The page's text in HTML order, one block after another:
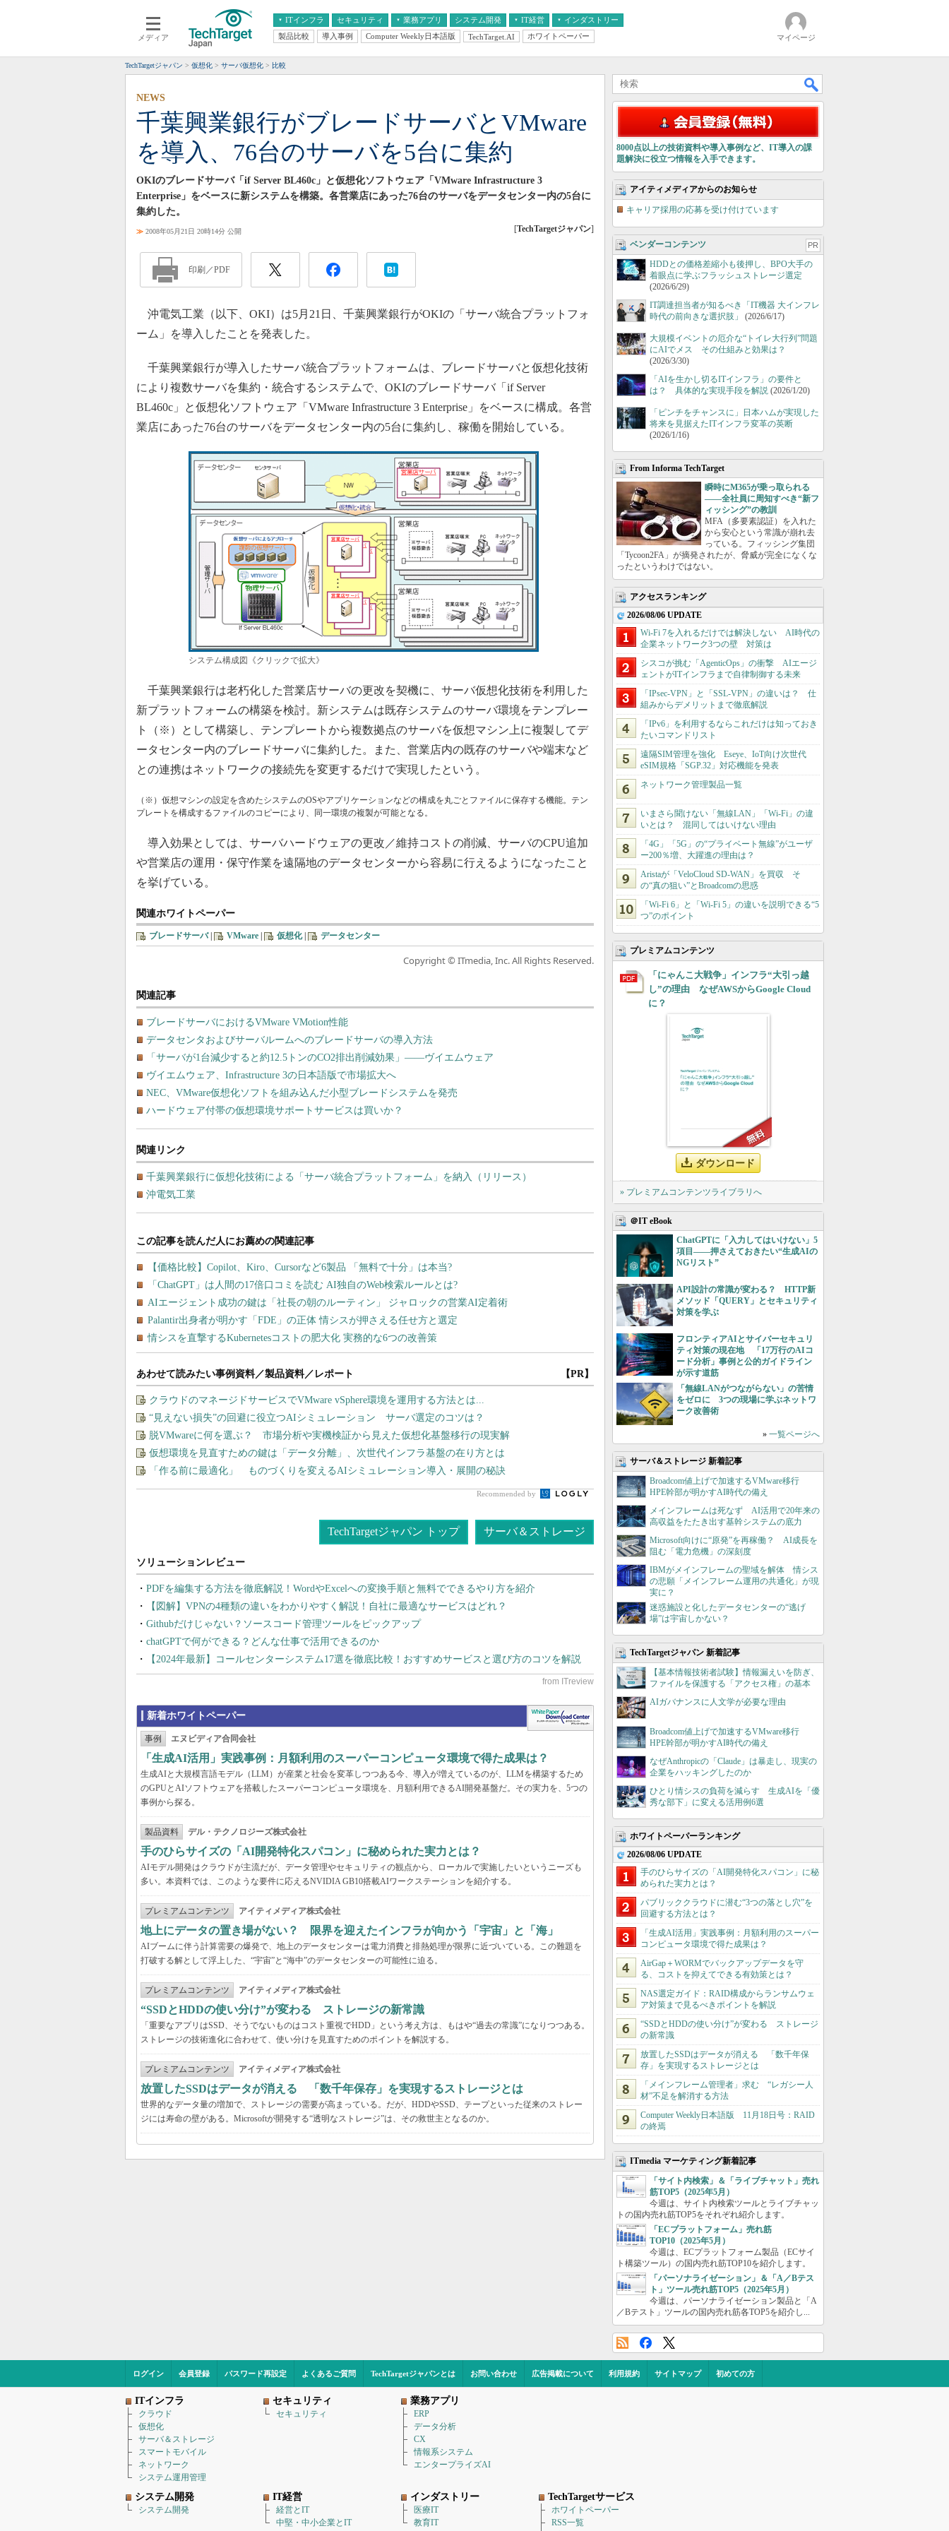
メディア
ITインフラ
クラウド
スマートモバイル
ネットワーク
システム運用管理
セキュリティ 業務アプリ
エンタープライズAI
ERP
情報系システム
システム開発 IT経営
経営とIT
インダストリー
医療IT
製品比較 導入事例 Computer Weekly日本語版 TechTarget.AI ホワイトペーパー マイページ
TechTargetジャパン 仮想化 サーバ仮想化 比較
千葉興業銀行がブレードサーバとVMware
を導入、76台のサーバを5台に集約
NEWS
OKIのブレードサーバ「if Server BL460c」と仮想化ソフトウェア「VMware Infrastructure 3
Enterprise」をベースに新システムを構築。各営業店にあった76台のサーバをデータセンター内の5台に
集約した。
≫ 2008年05月21日 20時14分 公開 [TechTargetジャパン]
印刷／PDF
沖電気工業（以下、OKI）は5月21日、千葉興業銀行がOKIの「サーバ統合プラットフォ
ーム」を導入したことを発表した。
千葉興業銀行が導入したサーバ統合プラットフォームは、ブレードサーバと仮想化技術
により複数サーバを集約・統合するシステムで、OKIのブレードサーバ「if Server
BL460c」と仮想化ソフトウェア「VMware Infrastructure 3 Enterprise」をベースに構成。各営
業店にあった76台のサーバをデータセンター内の5台に集約し、稼働を開始している。
システム構成図《クリックで拡大》
千葉興業銀行は老朽化した営業店サーバの更改を契機に、サーバ仮想化技術を利用した
新プラットフォームの構築を検討。新システムは既存システムのサーバ環境をテンプレー
ト（※）として構築し、テンプレートから複数拠点のサーバを仮想マシン上に複製してデ
ータセンター内のブレードサーバに集約した。また、営業店内の既存のサーバや端末など
との連携はネットワークの接続先を変更するだけで実現したという。
（※）仮想マシンの設定を含めたシステムのOSやアプリケーションなどの構成を丸ごとファイルに保存する機能。テン
プレートを構成するファイルのコピーにより、同一環境の複製が可能となる。
導入効果としては、サーバハードウェアの更改／維持コストの削減、サーバのCPU追加
や営業店の運用・保守作業を遠隔地のデータセンターから容易に行えるようになったこと
を挙げている。
関連ホワイトペーパー
ブレードサーバ| VMware 仮想化| データセンター
Copyright © ITmedia, Inc. All Rights Reserved.
関連記事
ブレードサーバにおけるVMware VMotion性能
データセンタおよびサーバルームへのブレードサーバの導入方法
「サーバが1台減少すると約12.5トンのCO2排出削減効果」――ヴイエムウェア
ヴイエムウェア、Infrastructure 3の日本語版で市場拡大へ
NEC、VMware仮想化ソフトを組み込んだ小型ブレードシステムを発売
ハードウェア付帯の仮想環境サポートサービスは買いか？
関連リンク
千葉興業銀行に仮想化技術による「サーバ統合プラットフォーム」を納入（リリース）
沖電気工業
あわせて読みたい事例資料／製品資料／レポート 【PR】
クラウドのマネージドサービスでVMware vSphere環境を運用する方法とは...
“見えない損失”の回避に役立つAIシミュレーション サーバ選定のコツは？
脱VMwareに何を選ぶ？ 市場分析や実機検証から見えた仮想化基盤移行の現実解
仮想環境を見直すための鍵は「データ分離」、次世代インフラ基盤の在り方とは
「作る前に最適化」 ものづくりを変えるAIシミュレーション導入・展開の秘訣
Recommended by
TechTargetジャパン トップ サーバ＆ストレージ
PDFを編集する方法を徹底解説！WordやExcelへの変換手順と無料でできるやり方を紹介
【図解】VPNの4種類の違いをわかりやすく解説！自社に最適なサービスはどれ？
Githubだけじゃない？ソースコード管理ツールをピックアップ
chatGPTで何ができる？どんな仕事で活用できるのか
【2024年最新】コールセンターシステム17選を徹底比較！おすすめサービスと選び方のコツを解説
新着ホワイトペーパー
事例 エヌビディア合同会社
「生成AI活用」実践事例：月額利用のスーパーコンピュータ環境で得た成果は？
生成AIと大規模言語モデル（LLM）が産業と社会を変革しつつある今、導入が増えているのが、LLMを構築するため
のGPUとAIソフトウェアを搭載したスーパーコンピュータ環境を、月額利用できるAI開発基盤だ。その実力を、5つの
事例から探る。
製品資料 デル・テクノロジーズ株式会社
手のひらサイズの「AI開発特化スパコン」に秘められた実力とは？
AIモデル開発はクラウドが主流だが、データ管理やセキュリティの観点から、ローカルで実施したいというニーズも
多い。本資料では、このような要件に応えるNVIDIA GB10搭載AIワークステーションを紹介する。
プレミアムコンテンツ アイティメディア株式会社
地上にデータの置き場がない？ 限界を迎えたインフラが向かう「宇宙」と「海」
AIブームに伴う計算需要の爆発で、地上のデータセンターは電力消費と排熱処理が限界に近づいている。この難題を
打破する解として浮上した、“宇宙”と“海中”のデータセンターの可能性に迫る。
プレミアムコンテンツ アイティメディア株式会社
“SSDとHDDの使い分け”が変わる ストレージの新常識
「重要なアプリはSSD、そうでないものはコスト重視でHDD」という考え方は、もはや“過去の常識”になりつつある。
ストレージの技術進化に合わせて、使い分けを見直すためのポイントを解説する。
プレミアムコンテンツ アイティメディア株式会社
放置したSSDはデータが消える 「数千年保存」を実現するストレージとは
世界的なデータ量の増加で、ストレージの需要が高まっている。だが、HDDやSSD、テープといった従来のストレー
ジには寿命の壁がある。Microsoftが開発する“透明なストレージ”は、その救世主となるのか。
8000点以上の技術資料や導入事例など、IT導入の課
題解決に役立つ情報を入手できます。
アイティメディアからのお知らせ
キャリア採用の応募を受け付けています
ベンダーコンテンツ PR
HDDとの価格差縮小も後押し、BPO大手の
着眼点に学ぶフラッシュストレージ選定
(2026/6/29)
IT調達担当者が知るべき「IT機器 大インフレ
時代の前向きな選択肢」
(2026/6/17)
大規模イベントの厄介な“トイレ大行列”問題
にAIでメス その仕組みと効果は？
(2026/3/30)
「AIを生かし切るITインフラ」の要件と
は？ 具体的な実現手段を解説 (2026/1/20)
「ピンチをチャンスに」日本ハムが実現した
将来を見据えたITインフラ変革の英断
(2026/1/16)
From Informa TechTarget
瞬時にM365が乗っ取られる
――全社員に周知すべき“新フ
ィッシング”の教訓
MFA（多要素認証）を入れた
から安心という常識が崩れ去
っている。フィッシング集団
「Tycoon2FA」が摘発されたが、脅威が完全になくな
ったというわけではない。
アクセスランキング
2026/08/06 UPDATE
Wi-Fi 7を入れるだけでは解決しない AI時代の
企業ネットワーク3つの壁 対策は
シスコが挑む「AgenticOps」の衝撃 AIエージ
ェントがITインフラまで自律制御する未来
「IPsec-VPN」と「SSL-VPN」の違いは？ 仕
組みからデメリットまで徹底解説
「IPv6」を利用するならこれだけは知っておき
たいコマンドリスト
遠隔SIM管理を強化 Eseye、IoT向け次世代
eSIM規格「SGP.32」対応機能を発表
ネットワーク管理製品一覧
いまさら聞けない「無線LAN」「Wi-Fi」の違
いとは？ 混同してはいけない理由
「4G」「5G」の“プライベート無線”がユーザ
ー200％増、大躍進の理由は？
Aristaが「VeloCloud SD-WAN」を買収 そ
の“真の狙い”とBroadcomの思惑
「Wi-Fi 6」と「Wi-Fi 5」の違いを説明できる“5
つ”のポイント
プレミアムコンテンツ
「にゃんこ大戦争」インフラ“大引っ越
し”の理由 なぜAWSからGoogle Cloud
に？
ダウンロード
» プレミアムコンテンツライブラリへ
＠IT eBook
ChatGPTに「入力してはいけない」5
項目――押さえておきたい“生成AIの
NGリスト”
API設計の常識が変わる？ HTTP新
メソッド「QUERY」とセキュリティ
対策を学ぶ
フロンティアAIとサイバーセキュリ
ティ対策の現在地 「17万行のAIコ
ード分析」事例と公的ガイドライン
が示す道筋
「無線LANがつながらない」の苦情
をゼロに 3つの現場に学ぶネットワ
ーク改善術
» 一覧ページへ
サーバ＆ストレージ 新着記事
Broadcom値上げで加速するVMware移行
HPE幹部が明かすAI時代の備え
メインフレームは死なず AI活用で20年来の
高収益をたたき出す基幹システムの底力
Microsoft向けに“原発”を再稼働？ AI成長を
阻む「電力危機」の深刻度
IBMがメインフレームの聖域を解体 情シス
の悲願「メインフレーム運用の共通化」が現
実に？
迷惑施設と化したデータセンターの“逃げ
場”は宇宙しかない？
TechTargetジャパン 新着記事
【基本情報技術者試験】情報漏えいを防ぎ、
ファイルを保護する「アクセス権」の基本
AIガバナンスに人文学が必要な理由
Broadcom値上げで加速するVMware移行
HPE幹部が明かすAI時代の備え
なぜAnthropicの「Claude」は暴走し、現実の
企業をハッキングしたのか
ひとり情シスの負荷を減らす 生成AIを「優
秀な部下」に変える活用例6選
ホワイトペーパーランキング
2026/08/06 UPDATE
手のひらサイズの「AI開発特化スパコン」に秘
められた実力とは？
パブリッククラウドに潜む“3つの落とし穴”を
回避する方法とは？
「生成AI活用」実践事例：月額利用のスーパー
コンピュータ環境で得た成果は？
AirGap＋WORMでバックアップデータを守
る、コストを抑えてできる有効策とは？
NAS選定ガイド：RAID構成からランサムウェ
ア対策まで見るべきポイントを解説
“SSDとHDDの使い分け”が変わる ストレージ
の新常識
放置したSSDはデータが消える 「数千年保
存」を実現するストレージとは
「メインフレーム管理者」求む “レガシー人
材”不足を解消する方法
Computer Weekly日本語版 11月18日号：RAID
の終焉
ITmedia マーケティング新着記事
「サイト内検索」＆「ライブチャット」売れ
筋TOP5（2025年5月）
今週は、サイト内検索ツールとライブチャッ
トの国内売れ筋TOP5をそれぞれ紹介します。
「ECプラットフォーム」売れ筋
TOP10（2025年5月）
今週は、ECプラットフォーム製品（ECサイ
ト構築ツール）の国内売れ筋TOP10を紹介します。
「パーソナライゼーション」＆「A／Bテス
ト」ツール売れ筋TOP5（2025年5月）
今週は、パーソナライゼーション製品と「A
／Bテスト」ツールの国内売れ筋各TOP5を紹介し...
ログイン 会員登録 パスワード再設定 よくあるご質問 TechTargetジャパンとは お問い合わせ 広告掲載について 利用規約 サイトマップ 初めての方
ITインフラ
クラウド
仮想化
サーバ＆ストレージ
スマートモバイル
ネットワーク
システム運用管理
セキュリティ
セキュリティ
業務アプリ
ERP
データ分析
CX
情報系システム
エンタープライズAI
システム開発
システム開発
IT経営
経営とIT
中堅・中小企業とIT
インダストリー
医療IT
教育IT
TechTargetサービス
ホワイトペーパー
RSS一覧